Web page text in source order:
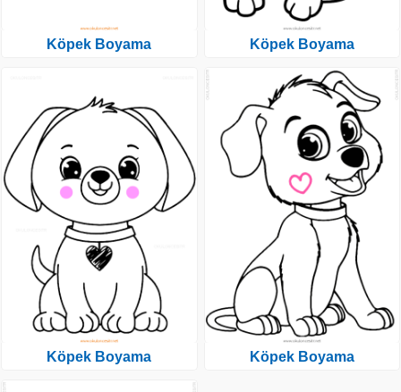
Köpek Boyama
Köpek Boyama
Köpek Boyama
Köpek Boyama